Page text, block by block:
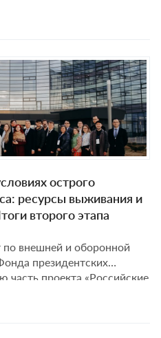
рамках проекта
(г. Казань). Публикуем
докладчиков.
острого
ресурсы выживания и
второго этапа
по внешней и оборонной
президентских
часть проекта «Российские
международного кризиса: